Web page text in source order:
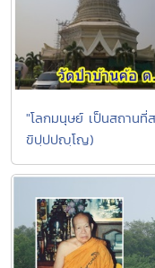
"โลกมนุษย์ เป็นสถานที่
ขิปฺปปญฺโญ)